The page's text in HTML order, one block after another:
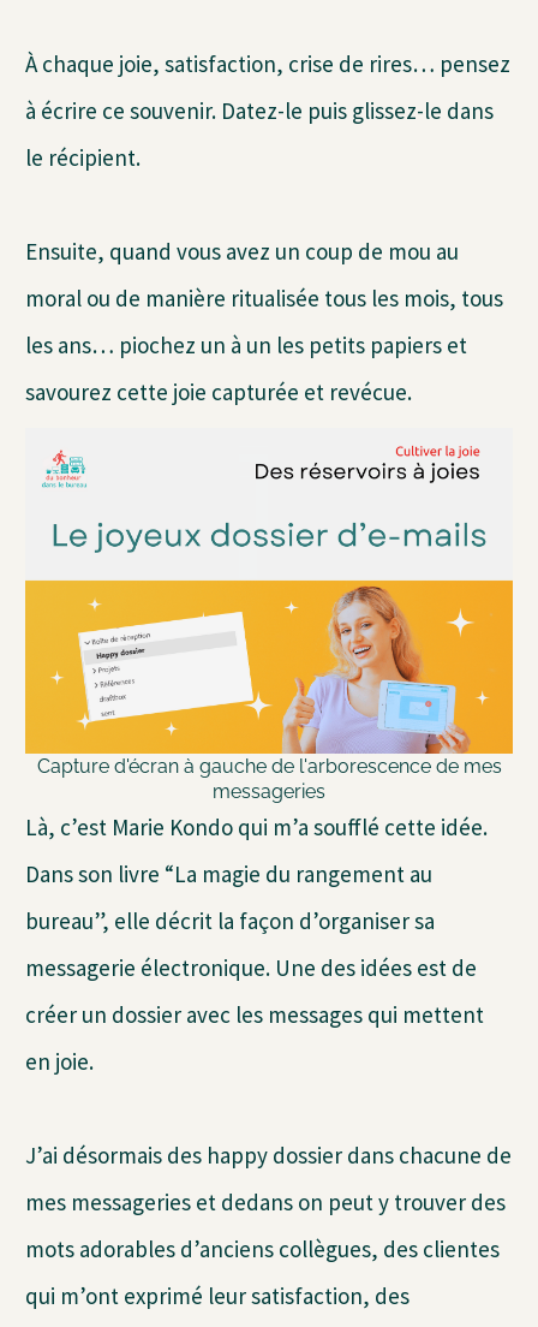
À chaque joie, satisfaction, crise de rires… pensez
à écrire ce souvenir. Datez-le puis glissez-le dans
le récipient.
Ensuite, quand vous avez un coup de mou au
moral ou de manière ritualisée tous les mois, tous
les ans… piochez un à un les petits papiers et
savourez cette joie capturée et revécue.
Capture d'écran à gauche de l'arborescence de mes
messageries
Là, c’est Marie Kondo qui m’a soufflé cette idée.
Dans son livre “La magie du rangement au
bureau”, elle décrit la façon d’organiser sa
messagerie électronique. Une des idées est de
créer un dossier avec les messages qui mettent
en joie.
J’ai désormais des happy dossier dans chacune de
mes messageries et dedans on peut y trouver des
mots adorables d’anciens collègues, des clientes
qui m’ont exprimé leur satisfaction, des